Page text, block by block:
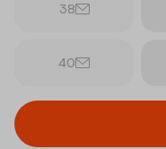
38
40